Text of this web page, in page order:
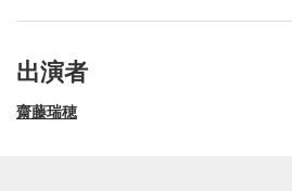
出演者
齋藤瑞穂